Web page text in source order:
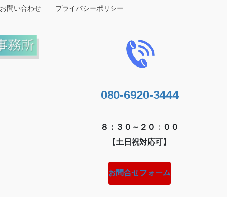
お問い合わせ プライバシーポリシー
080-6920-3444
８：３０～２０：００
【土日祝対応可】
お問合せフォーム